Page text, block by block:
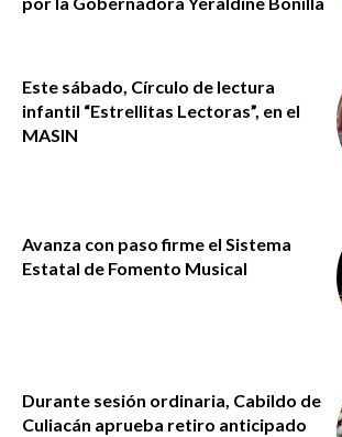
Este sábado, Círculo de lectura
infantil “Estrellitas Lectoras”, en el
MASIN
Avanza con paso firme el Sistema
Estatal de Fomento Musical
Durante sesión ordinaria, Cabildo de
Culiacán aprueba retiro anticipado